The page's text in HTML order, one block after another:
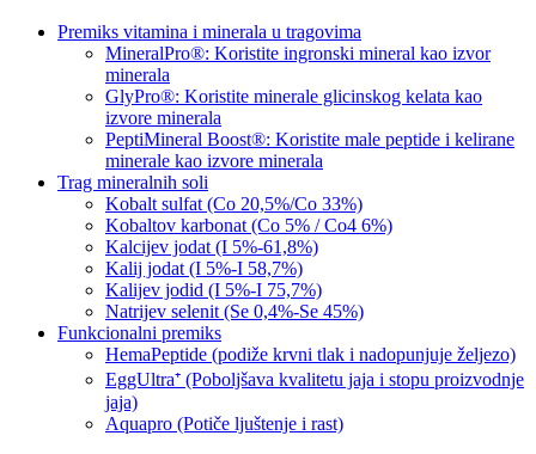
Premiks vitamina i minerala u tragovima
MineralPro®: Koristite ingronski mineral kao izvor
minerala
GlyPro®: Koristite minerale glicinskog kelata kao
izvore minerala
PeptiMineral Boost®: Koristite male peptide i kelirane
minerale kao izvore minerala
Trag mineralnih soli
Kobalt sulfat (Co 20,5%/Co 33%)
Kobaltov karbonat (Co 5% / Co4 6%)
Kalcijev jodat (I 5%-61,8%)
Kalij jodat (I 5%-I 58,7%)
Kalijev jodid (I 5%-I 75,7%)
Natrijev selenit (Se 0,4%-Se 45%)
Funkcionalni premiks
HemaPeptide (podiže krvni tlak i nadopunjuje željezo)
EggUltra⁺ (Poboljšava kvalitetu jaja i stopu proizvodnje
jaja)
Aquapro (Potiče ljuštenje i rast)